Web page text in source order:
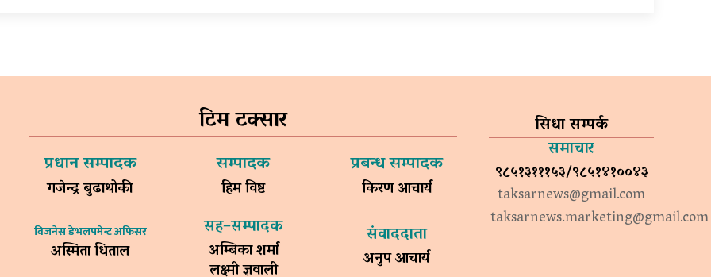
टिम टक्सार
प्रधान सम्पादक
गजेन्द्र बुढाथोकी
सम्पादक
हिम विष्ट
प्रबन्ध सम्पादक
किरण आचार्य
विजनेस डेभलपमेन्ट अफिसर
अस्मिता धिताल
सह–सम्पादक
अम्बिका शर्मा
लक्ष्मी ज्ञवाली
संवाददाता
अनुप आचार्य
सिधा सम्पर्क
समाचार
९८५१३१११५३/९८५१४१००४३
taksarnews@gmail.com
taksarnews.marketing@gmail.com